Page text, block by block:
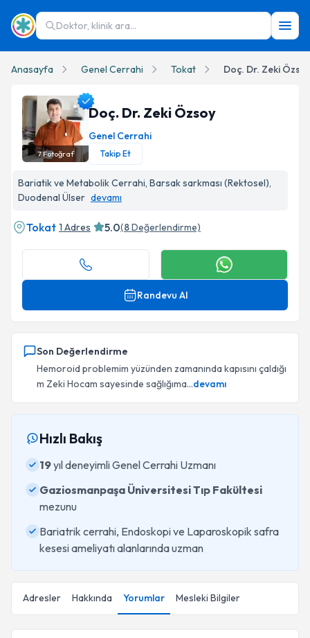
Doktor, klinik ara...
Anasayfa Genel Cerrahi Tokat Doç. Dr. Zeki
7Fotoğraf
Doç. Dr. Zeki Özsoy
Genel Cerrahi
Takip Et
Bariatik ve Metabolik Cerrahi, Barsak sarkması (Rektosel),
Duodenal Ülser devamı
Tokat 1 Adres 5.0(8Değerlendirme)
Randevu Al
Son Değerlendirme
Hemoroid problemim yüzünden zamanında kapısını çaldığı
m Zeki Hocam sayesinde sağlığıma...devamı
Hızlı Bakış
19yıl deneyimli Genel Cerrahi Uzmanı
Gaziosmanpaşa Üniversitesi Tıp Fakültesi
mezunu
Bariatrik cerrahi, Endoskopi ve Laparoskopik safra
kesesi ameliyatı alanlarında uzman
Adresler Hakkında Yorumlar Mesleki Bilgiler